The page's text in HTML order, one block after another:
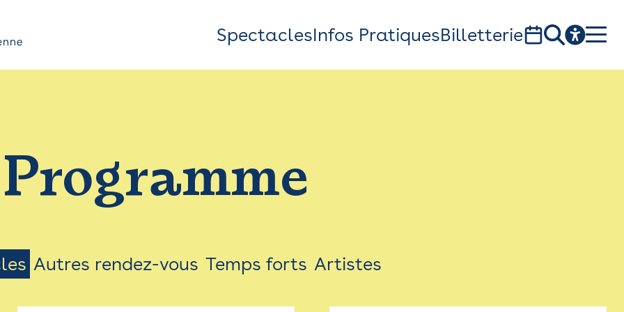
Top
Bar
Menu
SpectaclesInfos PratiquesBilletterie
1, av. du Chateau d'eau - 31300 Toulouse
Programme
Autres rendez-vous Temps forts Artistes